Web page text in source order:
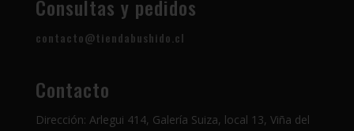
Consultas y pedidos
contacto@tiendabushido.cl
Contacto
Dirección: Arlegui 414, Galería Suiza, local 13, Viña del